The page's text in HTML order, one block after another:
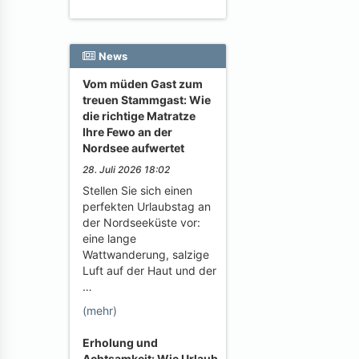
News
Vom müden Gast zum
treuen Stammgast: Wie
die richtige Matratze
Ihre Fewo an der
Nordsee aufwertet
28. Juli 2026 18:02
Stellen Sie sich einen
perfekten Urlaubstag an
der Nordseeküste vor:
eine lange
Wattwanderung, salzige
Luft auf der Haut und der
…
(mehr)
Erholung und